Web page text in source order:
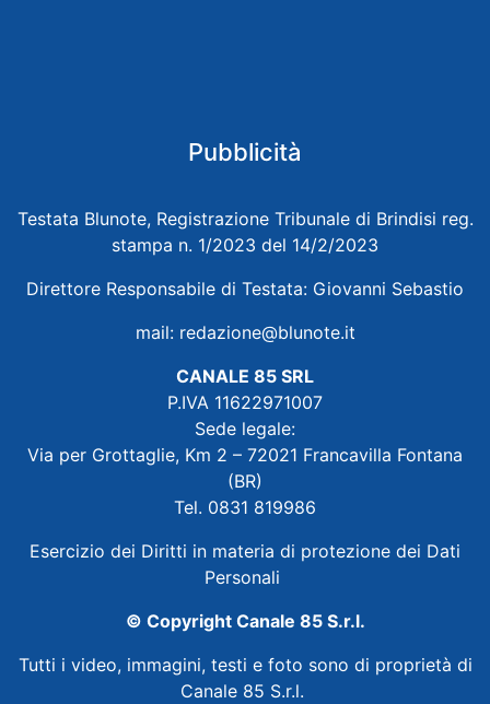
Pubblicità
Testata Blunote, Registrazione Tribunale di Brindisi reg.
stampa n. 1/2023 del 14/2/2023
Direttore Responsabile di Testata: Giovanni Sebastio
mail: redazione@blunote.it
CANALE 85 SRL
P.IVA 11622971007
Sede legale:
Via per Grottaglie, Km 2 – 72021 Francavilla Fontana
(BR)
Tel. 0831 819986
Esercizio dei Diritti in materia di protezione dei Dati
Personali
© Copyright Canale 85 S.r.l.
Tutti i video, immagini, testi e foto sono di proprietà di
Canale 85 S.r.l.